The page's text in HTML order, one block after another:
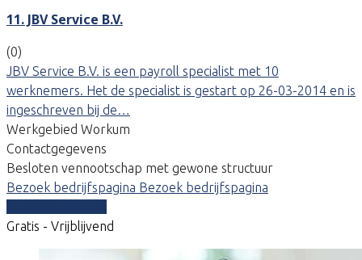
11. JBV Service B.V.
(0)
JBV Service B.V. is een payroll specialist met 10
werknemers. Het de specialist is gestart op 26-03-2014 en is
ingeschreven bij de…
Werkgebied Workum
Contactgegevens
Besloten vennootschap met gewone structuur
Bezoek bedrijfspagina Bezoek bedrijfspagina
Gratis - Vrijblijvend